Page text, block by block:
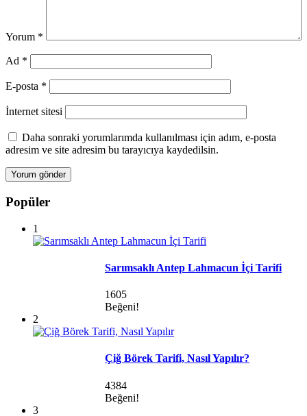
Yorum *
Ad *
E-posta *
İnternet sitesi
Daha sonraki yorumlarımda kullanılması için adım, e-posta
adresim ve site adresim bu tarayıcıya kaydedilsin.
Popüler
1
Sarımsaklı Antep Lahmacun İçi Tarifi
1605
Beğeni!
2
Çiğ Börek Tarifi, Nasıl Yapılır?
4384
Beğeni!
3